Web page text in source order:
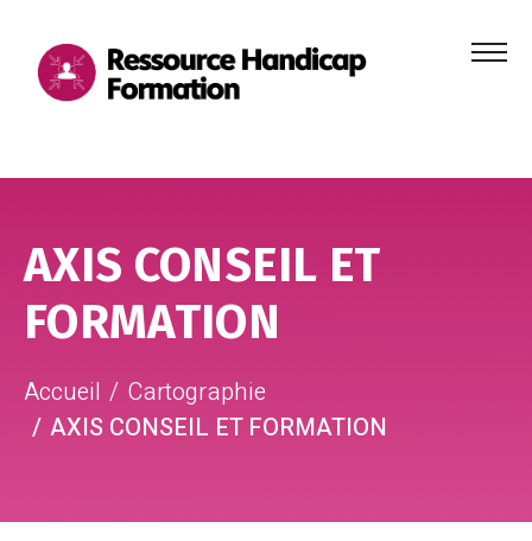
Menu
AXIS CONSEIL ET
FORMATION
Accueil
Cartographie
AXIS CONSEIL ET FORMATION